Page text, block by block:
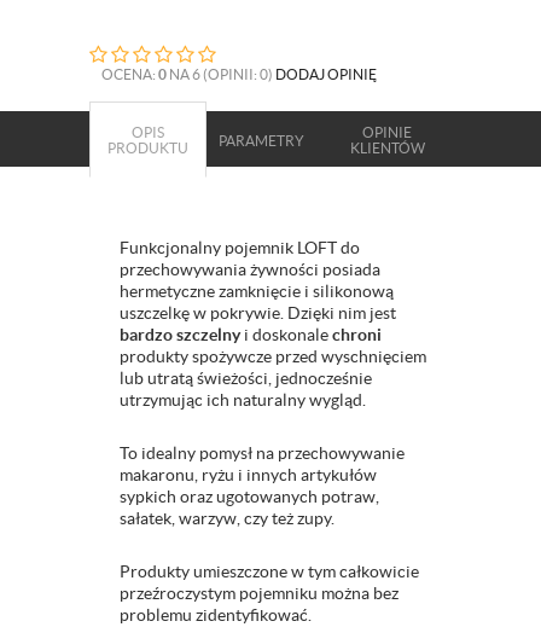
OCENA: 0 NA 6 (OPINII: 0) DODAJ OPINIĘ
OPIS
PRODUKTU
PARAMETRY
OPINIE
KLIENTÓW
Funkcjonalny pojemnik LOFT do
przechowywania żywności posiada
hermetyczne zamknięcie i silikonową
uszczelkę w pokrywie. Dzięki nim jest
bardzo szczelnyi doskonalechroni
produkty spożywcze przed wyschnięciem
lub utratą świeżości, jednocześnie
utrzymując ich naturalny wygląd.
To idealny pomysł na przechowywanie
makaronu, ryżu i innych artykułów
sypkich oraz ugotowanych potraw,
sałatek, warzyw, czy też zupy.
Produkty umieszczone w tym całkowicie
przeźroczystym pojemniku można bez
problemu zidentyfikować.